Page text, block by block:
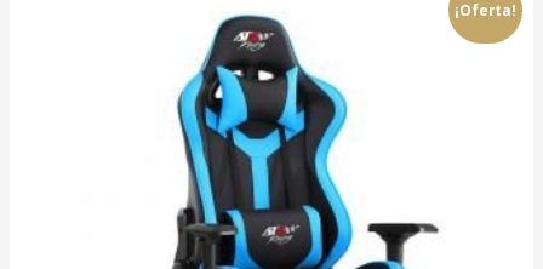
¡Oferta!